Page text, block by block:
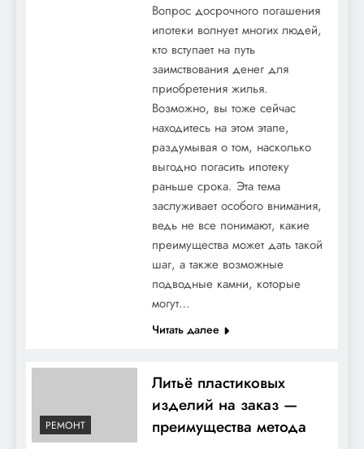
Вопрос досрочного погашения
ипотеки волнует многих людей,
кто вступает на путь
заимствования денег для
приобретения жилья.
Возможно, вы тоже сейчас
находитесь на этом этапе,
раздумывая о том, насколько
выгодно погасить ипотеку
раньше срока. Эта тема
заслуживает особого внимания,
ведь не все понимают, какие
преимущества может дать такой
шаг, а также возможные
подводные камни, которые
могут…
Читать далее
РЕМОНТ
Литьё пластиковых
изделий на заказ —
преимущества метода